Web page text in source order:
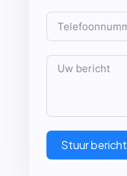
Stuur bericht